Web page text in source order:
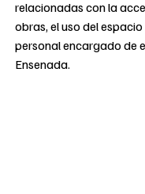
relacionadas con la
obras, el uso del
personal encargado de
Ensenada.